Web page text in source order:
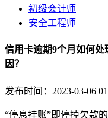
初级会计师
安全工程师
信用卡逾期9个月如何
因？
发布时间：2023-03-06
“停息挂账”即停掉欠款